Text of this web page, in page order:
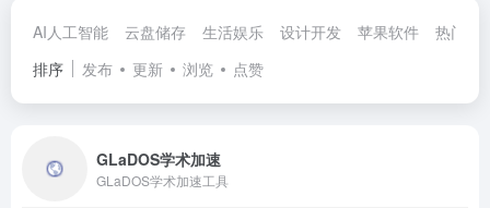
AI人工智能 云盘储存 生活娱乐 设计开发 苹果软件
热门优
排序
发布 更新 浏览 点赞
GLaDOS学术加速
GLaDOS学术加速工具